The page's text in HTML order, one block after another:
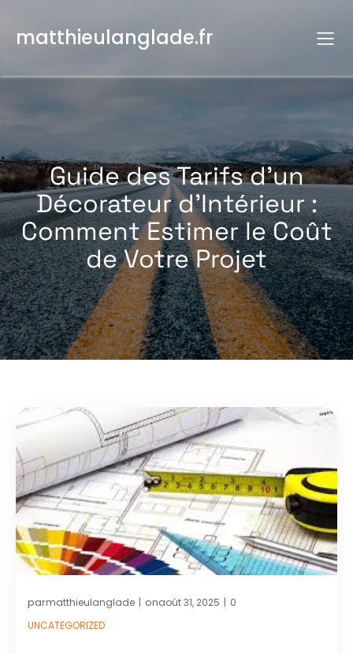
contenu
matthieulanglade.fr
Guide des Tarifs d’un
Décorateur d’Intérieur :
Comment Estimer le Coût
de Votre Projet
parmatthieulanglade | onaoût 31, 2025 | 0
UNCATEGORIZED